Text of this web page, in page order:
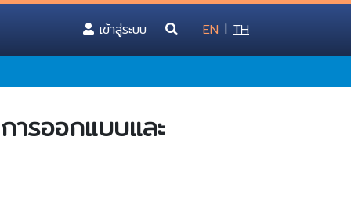
เข้าสู่ระบบ(current) EN | TH
ารออกแบบและ